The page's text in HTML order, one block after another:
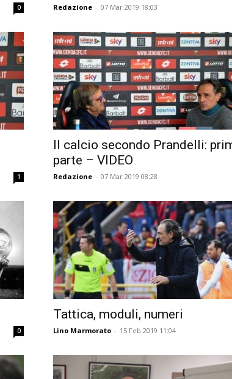
0 Redazione - 07 Mar 2019 18:03
1
Il calcio secondo Prandelli:
parte – VIDEO
Redazione - 07 Mar 2019 08:28
0
Tattica, moduli, numeri
Lino Marmorato - 15 Feb 2019 11:04